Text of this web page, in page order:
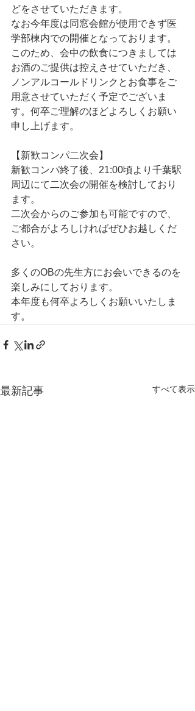
どをさせていただきます。
なお今年度は同窓会館が使用できず医
学部棟内での開催となっております。
このため、会中の飲食につきましては
お酒のご提供は控えさせていただき、
ノンアルコールドリンクとお食事をご
用意させていただく予定でございま
す。何卒ご理解のほどよろしくお願い
申し上げます。
【新歓コンパ二次会】
新歓コンパ終了後、21:00頃より千葉駅
周辺にて二次会の開催を検討しており
ます。
二次会からのご参加も可能ですので、
ご都合がよろしければぜひお越しくだ
さい。
多くのOBの先生方にお会いできるのを
楽しみにしております。
本年度も何卒よろしくお願いいたしま
す。
最新記事 すべて表示